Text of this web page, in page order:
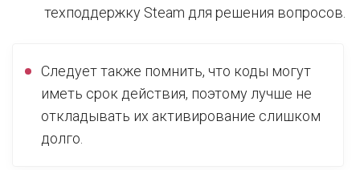
техподдержку Steam для решения вопросов.
Следует также помнить, что коды могут
иметь срок действия, поэтому лучше не
откладывать их активирование слишком
долго.